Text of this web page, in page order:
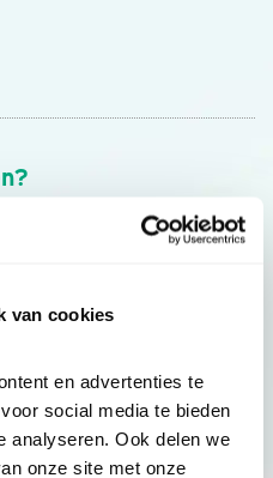
van cookies
en advertenties te
social media te bieden
analyseren. Ook delen we
onze site met onze
inspiratie, acties en tips
Vogelbescherming.